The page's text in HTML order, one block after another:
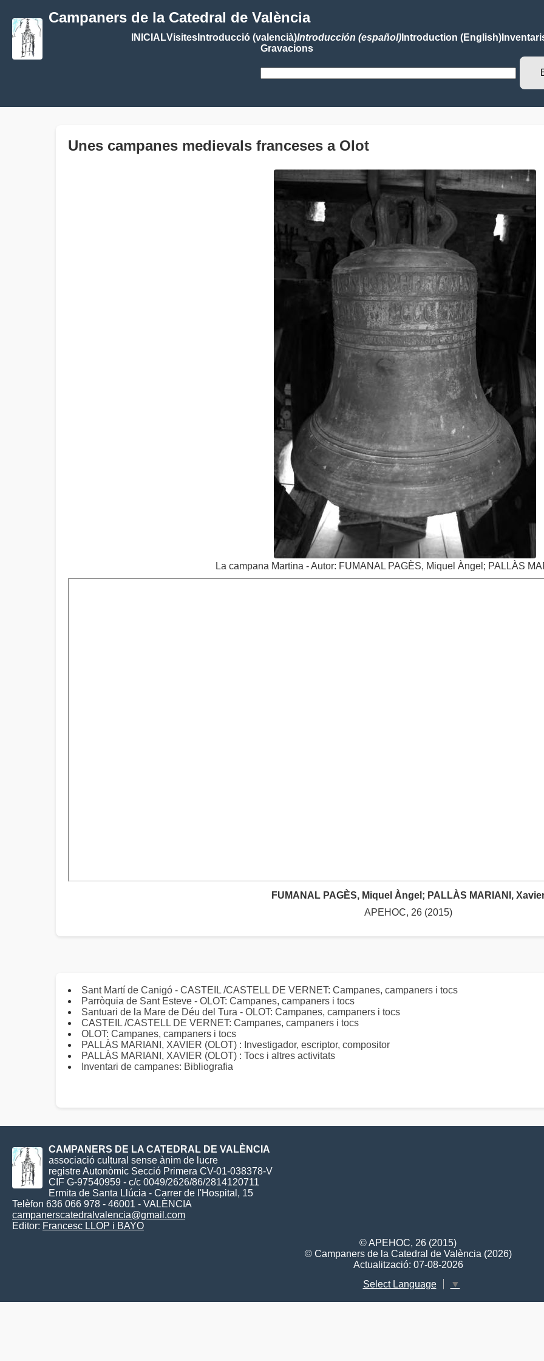
Campaners de la Catedral de València
INICIALVisitesIntroducció (valencià)Introducción (español)Introduction (English)
Gravacions
Unes campanes medievals franceses a Olot
La campana Martina - Autor: FUMANAL PAGÈS, Miquel Àngel; PALLÀS
FUMANAL PAGÈS, Miquel Àngel; PALLÀS MARIANI,
APEHOC, 26 (2015)
Sant Martí de Canigó - CASTEIL /CASTELL DE VERNET: Campanes, campaners i tocs
Parròquia de Sant Esteve - OLOT: Campanes, campaners i tocs
Santuari de la Mare de Déu del Tura - OLOT: Campanes, campaners i tocs
CASTEIL /CASTELL DE VERNET: Campanes, campaners i tocs
OLOT: Campanes, campaners i tocs
PALLÀS MARIANI, XAVIER (OLOT) : Investigador, escriptor, compositor
PALLÀS MARIANI, XAVIER (OLOT) : Tocs i altres activitats
Inventari de campanes: Bibliografia
CAMPANERS DE LA CATEDRAL DE VALÈNCIA
associació cultural sense ànim de lucre
registre Autonòmic Secció Primera CV-01-038378-V
CIF G-97540959 - c/c 0049/2626/86/2814120711
Ermita de Santa Llúcia - Carrer de l'Hospital, 15
Telèfon 636 066 978 - 46001 - VALÈNCIA
campanerscatedralvalencia@gmail.com
Editor: Francesc LLOP i BAYO
© APEHOC, 26 (2015)
© Campaners de la Catedral de València (2026)
Actualització: 07-08-2026
Select Language
▼